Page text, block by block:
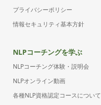
プライバシーポリシー
情報セキュリティ基本方針
NLPコーチングを学ぶ
NLPコーチング体験・説明会
NLPオンライン動画
各種NLP資格認定コースについて